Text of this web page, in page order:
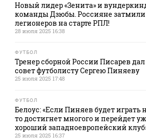
Новый лидер «Зенита» и
команды Дзюбы. Россияне затмили
легионеров на старте РПЛ!
28 июля 2025 16:38
ФУТБОЛ
Тренер сборной России Писарев дал
совет футболисту Сергею Пиняеву
25 июля 2025 17:48
ФУТБОЛ
Белоус: «Если Пиняев будет играть
то достигнет многого и перейдет
хороший западноевропейский
25 июля 2025 16:37